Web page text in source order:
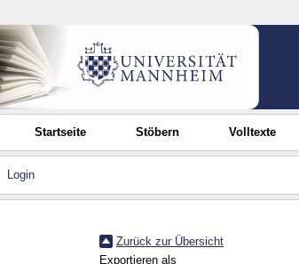
Startseite Stöbern Volltexte
Login
Zurück zur Übersicht
Exportieren als